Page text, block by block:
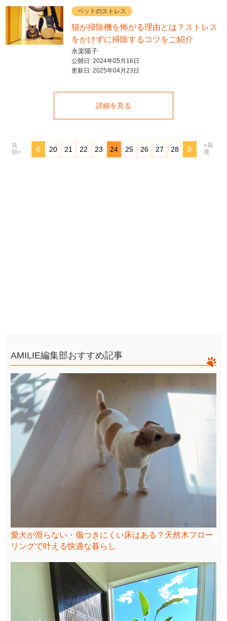
ペットのストレス
猫が掃除機を怖がる理由とは？ストレス
をかけずに掃除するコツをご紹介
永楽陽子
公開日: 2024年05月16日
更新日: 2025年04月23日
詳細を見る
先
頭«
20 21 22 23 24 25 26 27 28
»最
後
AMILIE編集部おすすめ記事
愛犬が滑らない・傷つきにくい床はある？天然木フロー
リングで叶える快適な暮らし